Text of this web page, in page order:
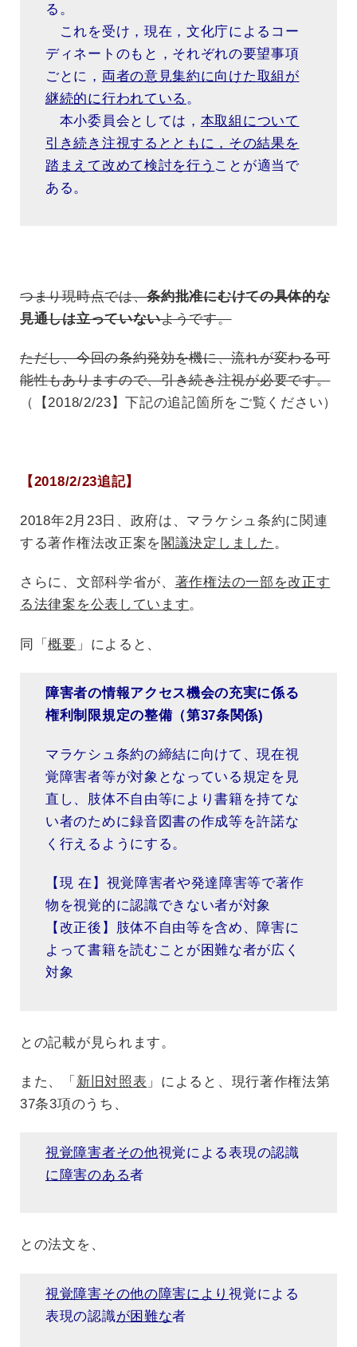
る。
これを受け，現在，文化庁によるコー
ディネートのもと，それぞれの要望事項
ごとに， 両者の意見集約に向けた取組が
継続的に行われている 。
本小委員会としては， 本取組について
引き続き注視するとともに，その結果を
踏まえて改めて検討を行う ことが適当で
ある。
つまり現時点では、条約批准にむけての具体的な
見通しは立っていないようです。
ただし、今回の条約発効を機に、流れが変わる可
能性もありますので、引き続き注視が必要です。
（【2018/2/23】下記の追記箇所をご覧ください）
【2018/2/23追記】
2018年2月23日、政府は、マラケシュ条約に関連
する著作権法改正案を閣議決定しました 。
さらに、文部科学省が、 著作権法の一部を改正す
る法律案を公表しています。
同「概要 」によると、
障害者の情報アクセス機会の充実に係る
権利制限規定の整備（第37条関係)
マラケシュ条約の締結に向けて、現在視
覚障害者等が対象となっている規定を見
直し、肢体不自由等により書籍を持てな
い者のために録音図書の作成等を許諾な
く行えるようにする。
【現 在】視覚障害者や発達障害等で著作
物を視覚的に認識できない者が対象
【改正後】肢体不自由等を含め、障害に
よって書籍を読むことが困難な者が広く
対象
との記載が見られます。
また、「 新旧対照表 」によると、現行著作権法第
37条3項のうち、
視覚障害者その他視覚による表現の認識
に障害のある者
との法文を、
視覚障害その他の障害により視覚による
表現の認識が困難な者